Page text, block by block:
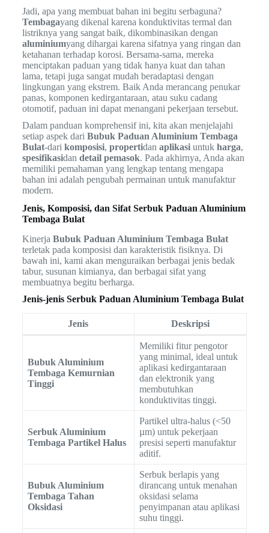
Jadi, apa yang membuat bahan ini begitu serbaguna?
Tembagayang dikenal karena konduktivitas termal dan
listriknya yang sangat baik, dikombinasikan dengan
aluminiumyang dihargai karena sifatnya yang ringan dan
ketahanan terhadap korosi. Bersama-sama, mereka
menciptakan paduan yang tidak hanya kuat dan tahan
lama, tetapi juga sangat mudah beradaptasi dengan
lingkungan yang ekstrem. Baik Anda merancang penukar
panas, komponen kedirgantaraan, atau suku cadang
otomotif, paduan ini dapat menangani pekerjaan tersebut.
Dalam panduan komprehensif ini, kita akan menjelajahi
setiap aspek dari Bubuk Paduan Aluminium Tembaga
Bulat-dari komposisi, propertidan aplikasiuntuk harga,
spesifikasidan detail pemasok. Pada akhirnya, Anda akan
memiliki pemahaman yang lengkap tentang mengapa
bahan ini adalah pengubah permainan untuk manufaktur
modern.
Jenis, Komposisi, dan Sifat Serbuk Paduan Aluminium
Tembaga Bulat
Kinerja Bubuk Paduan Aluminium Tembaga Bulat
terletak pada komposisi dan karakteristik fisiknya. Di
bawah ini, kami akan menguraikan berbagai jenis bedak
tabur, susunan kimianya, dan berbagai sifat yang
membuatnya begitu berharga.
Jenis-jenis Serbuk Paduan Aluminium Tembaga Bulat
Jenis Deskripsi
Bubuk Aluminium
Tembaga Kemurnian
Tinggi
Memiliki fitur pengotor
yang minimal, ideal untuk
aplikasi kedirgantaraan
dan elektronik yang
membutuhkan
konduktivitas tinggi.
Serbuk Aluminium
Tembaga Partikel Halus
Partikel ultra-halus (<50
µm) untuk pekerjaan
presisi seperti manufaktur
aditif.
Bubuk Aluminium
Tembaga Tahan
Oksidasi
Serbuk berlapis yang
dirancang untuk menahan
oksidasi selama
penyimpanan atau aplikasi
suhu tinggi.